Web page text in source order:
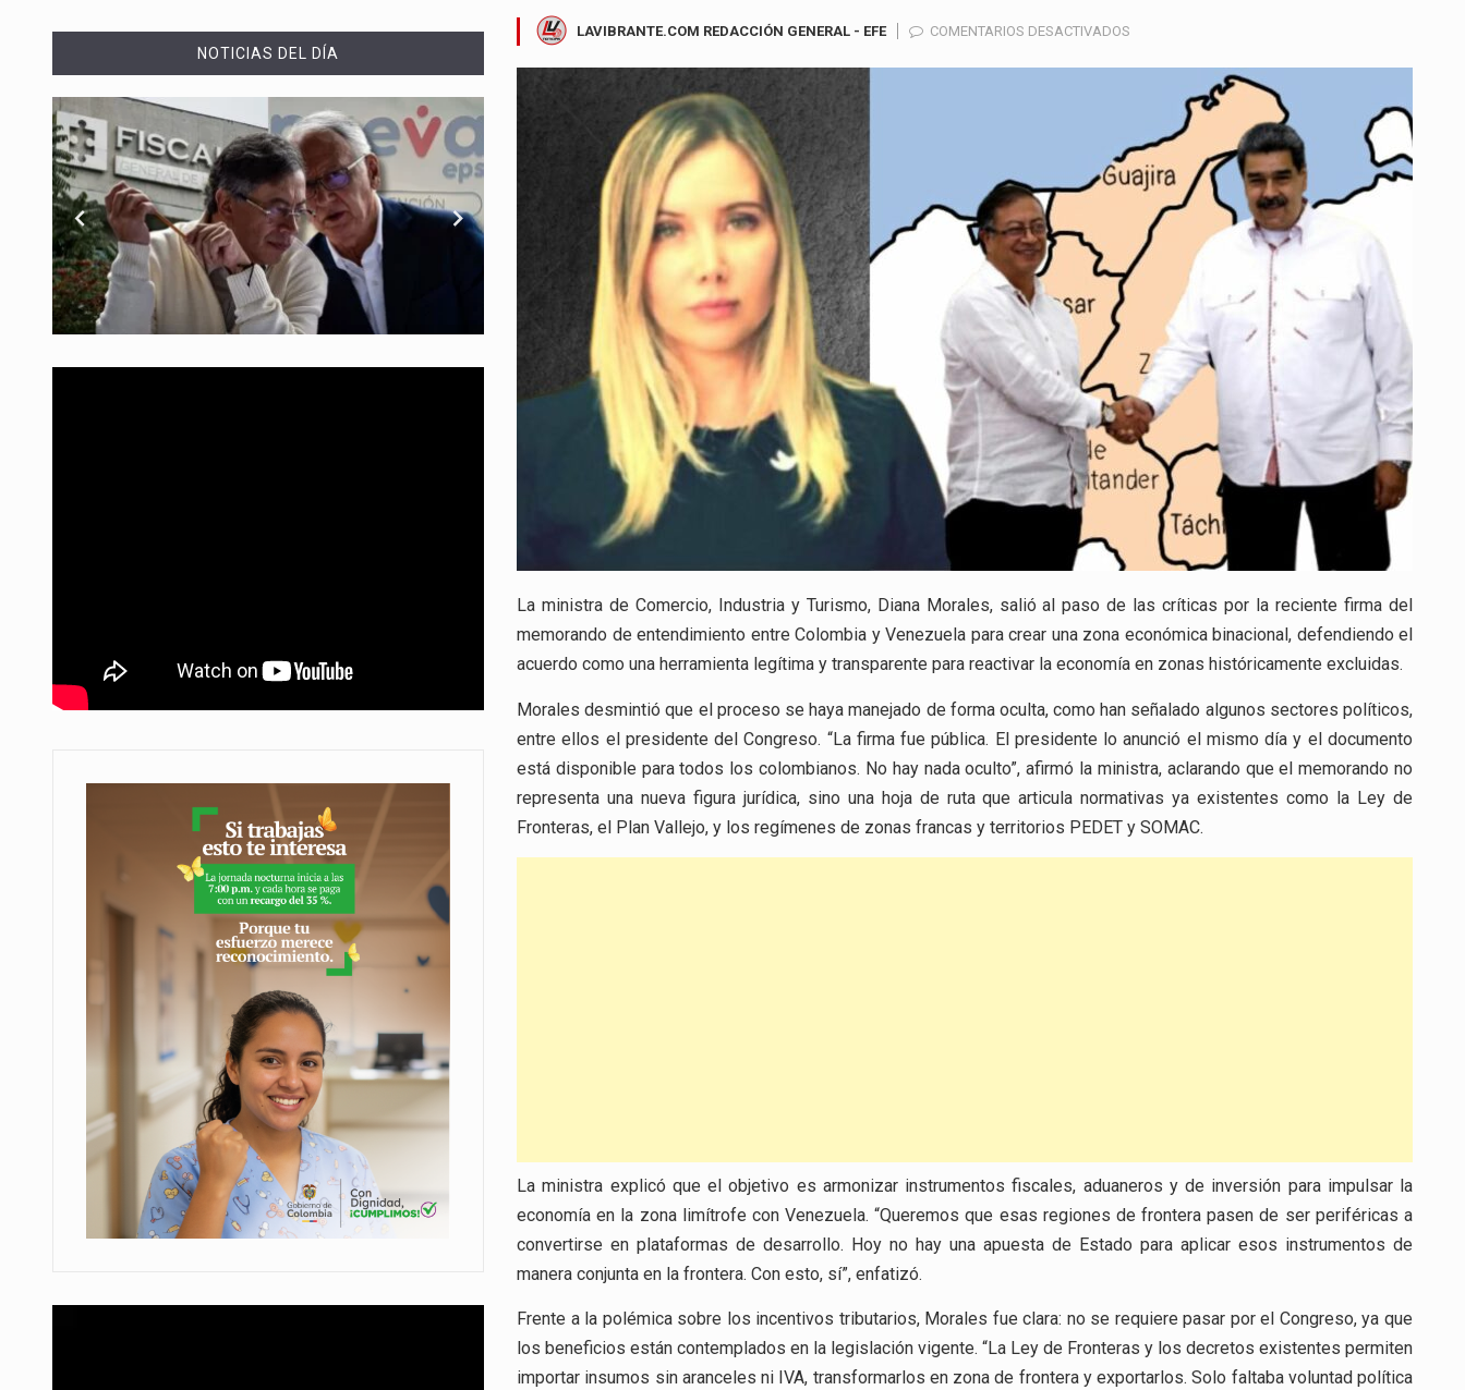
LAVIBRANTE.COM REDACCIÓN GENERAL - EFE COMENTARIOS DESACTIVADOS
CRÍTICAS
DEFIENDE
ZONA
BINACIONAL
CON
VENEZUELA
COMO
APUESTA
TRANSFORMAR
TERRITORIOS
OLVIDADOS
La ministra de Comercio, Industria y Turismo, Diana Morales, salió al paso de las críticas por la reciente firma del
memorando de entendimiento entre Colombia y Venezuela para crear una zona económica binacional, defendiendo el
acuerdo como una herramienta legítima y transparente para reactivar la economía en zonas históricamente excluidas.
Morales desmintió que el proceso se haya manejado de forma oculta, como han señalado algunos sectores políticos,
entre ellos el presidente del Congreso. “La firma fue pública. El presidente lo anunció el mismo día y el documento
está disponible para todos los colombianos. No hay nada oculto”, afirmó la ministra, aclarando que el memorando no
representa una nueva figura jurídica, sino una hoja de ruta que articula normativas ya existentes como la Ley de
Fronteras, el Plan Vallejo, y los regímenes de zonas francas y territorios PEDET y SOMAC.
La ministra explicó que el objetivo es armonizar instrumentos fiscales, aduaneros y de inversión para impulsar la
economía en la zona limítrofe con Venezuela. “Queremos que esas regiones de frontera pasen de ser periféricas a
convertirse en plataformas de desarrollo. Hoy no hay una apuesta de Estado para aplicar esos instrumentos de
manera conjunta en la frontera. Con esto, sí”, enfatizó.
Frente a la polémica sobre los incentivos tributarios, Morales fue clara: no se requiere pasar por el Congreso, ya que
los beneficios están contemplados en la legislación vigente. “La Ley de Fronteras y los decretos existentes permiten
importar insumos sin aranceles ni IVA, transformarlos en zona de frontera y exportarlos. Solo faltaba voluntad política
NOTICIAS DEL DÍA